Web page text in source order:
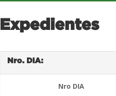
Expedientes
Nro. DIA:
Nro DIA